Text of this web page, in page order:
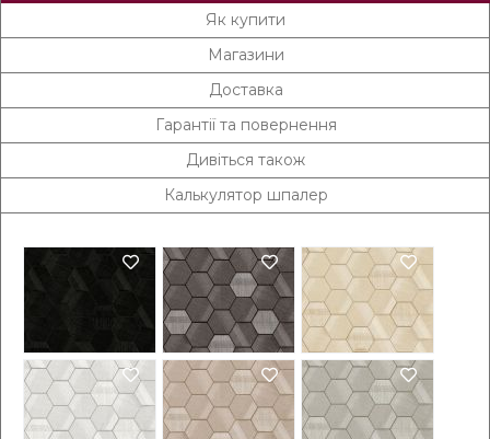
Як купити
Магазини
Доставка
Гарантії та повернення
Дивіться також
Калькулятор шпалер